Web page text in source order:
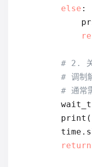
else :
# 2. 关
# 调制
# 通常
print(
return